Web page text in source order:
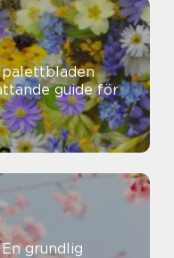
guide för
grundlig